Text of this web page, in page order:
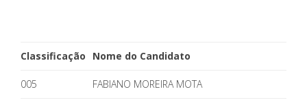
Classificação Nome do Candidato
005 FABIANO MOREIRA MOTA